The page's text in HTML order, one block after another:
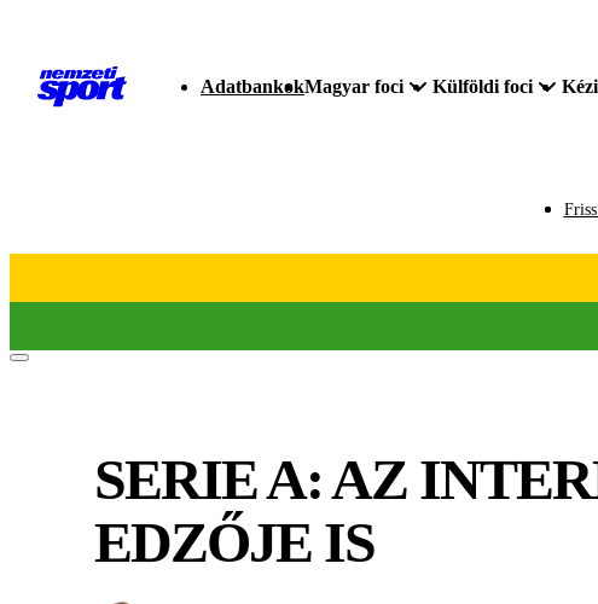
AdatbankokMagyar foci Külföldi foci Kézi
SERIE A: AZ
EDZŐJE IS